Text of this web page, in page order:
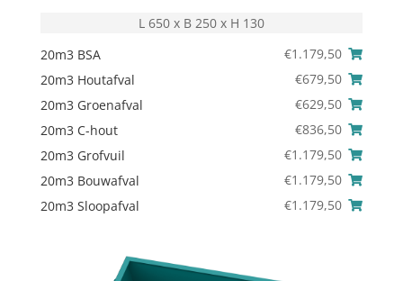
L 650 x B 250 x H 130
20m3 BSA
€1.179,50
20m3 Houtafval
€679,50
20m3 Groenafval
€629,50
20m3 C-hout
€836,50
20m3 Grofvuil
€1.179,50
20m3 Bouwafval
€1.179,50
20m3 Sloopafval
€1.179,50